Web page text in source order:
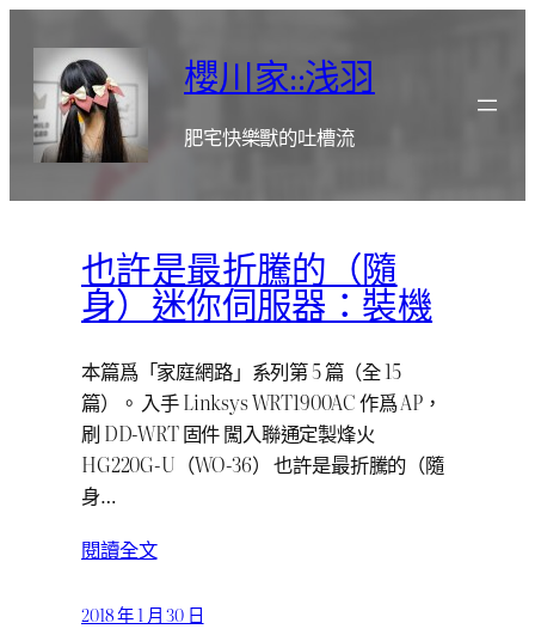
櫻川家::浅羽
肥宅快樂獸的吐槽流
也許是最折騰的（隨
身）迷你伺服器：裝機
本篇爲「家庭網路」系列第 5 篇（全 15
篇）。 入手 Linksys WRT1900AC 作爲 AP，
刷 DD-WRT 固件 闖入聯通定製烽火
HG220G-U（WO-36） 也許是最折騰的（隨
身…
閱讀全文
2018 年 1 月 30 日